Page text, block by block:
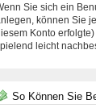
Sie sich ein
können Sie
Konto
leicht
So Können Sie